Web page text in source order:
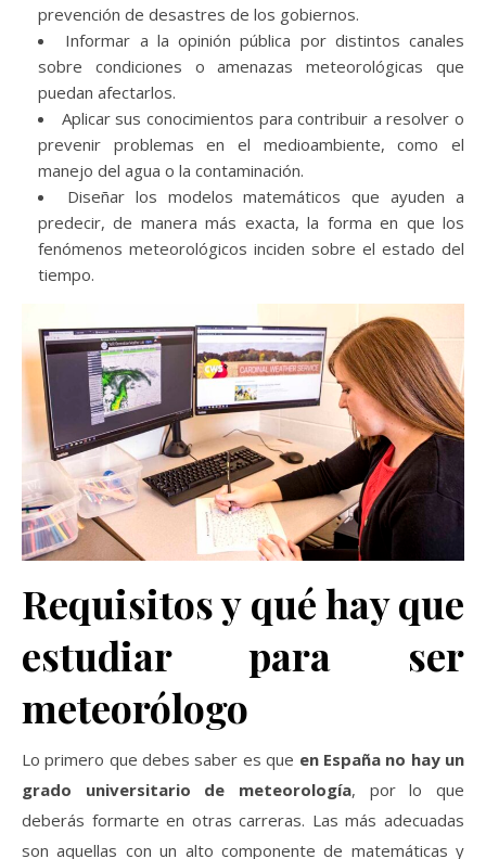
prevención de desastres de los gobiernos.
Informar a la opinión pública por distintos canales
sobre condiciones o amenazas meteorológicas que
puedan afectarlos.
Aplicar sus conocimientos para contribuir a resolver o
prevenir problemas en el medioambiente, como el
manejo del agua o la contaminación.
Diseñar los modelos matemáticos que ayuden a
predecir, de manera más exacta, la forma en que los
fenómenos meteorológicos inciden sobre el estado del
tiempo.
Requisitos y qué hay que
estudiar para ser
meteorólogo
Lo primero que debes saber es que en España no hay un
grado universitario de meteorología, por lo que
deberás formarte en otras carreras. Las más adecuadas
son aquellas con un alto componente de matemáticas y